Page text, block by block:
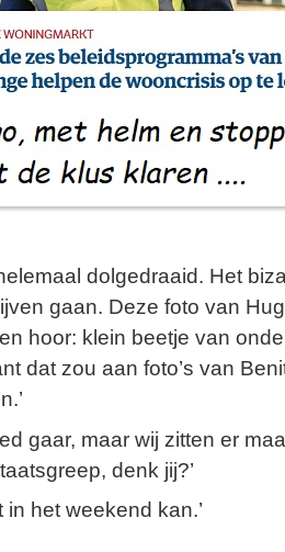
dolgedraaid. Het
gaan. Deze foto van
hoor: klein beetje van
dat zou aan foto’s van
gaar, maar wij zitten er
denk jij?’
het weekend kan.’